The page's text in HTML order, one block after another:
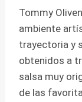
Tommy
ambiente
trayectoria y
obtenidos a
salsa muy
de las